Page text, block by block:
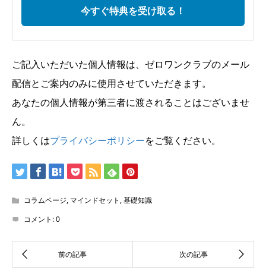
ご記入いただいた個人情報は、ゼロワンクラブのメール
配信とご案内のみに使用させていただきます。
あなたの個人情報が第三者に渡されることはございませ
ん。
詳しくはプライバシーポリシーをご覧ください。
コラムページ, マインドセット ,基礎知識
コメント:0